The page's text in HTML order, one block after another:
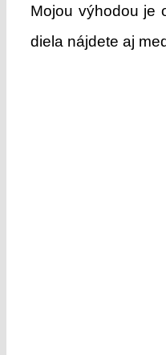
Mojou výhodou je
diela nájdete aj